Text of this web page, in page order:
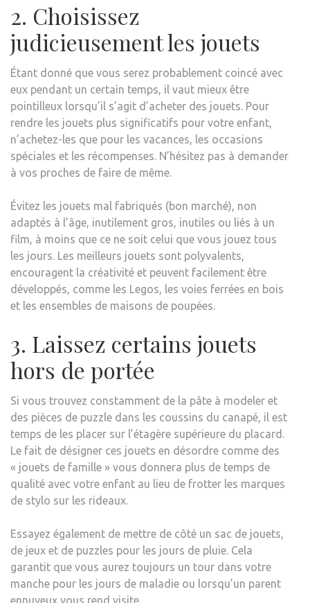
2. Choisissez
judicieusement les jouets
Étant donné que vous serez probablement coincé avec
eux pendant un certain temps, il vaut mieux être
pointilleux lorsqu’il s’agit d’acheter des jouets. Pour
rendre les jouets plus significatifs pour votre enfant,
n’achetez-les que pour les vacances, les occasions
spéciales et les récompenses. N’hésitez pas à demander
à vos proches de faire de même.
Évitez les jouets mal fabriqués (bon marché), non
adaptés à l’âge, inutilement gros, inutiles ou liés à un
film, à moins que ce ne soit celui que vous jouez tous
les jours. Les meilleurs jouets sont polyvalents,
encouragent la créativité et peuvent facilement être
développés, comme les Legos, les voies ferrées en bois
et les ensembles de maisons de poupées.
3. Laissez certains jouets
hors de portée
Si vous trouvez constamment de la pâte à modeler et
des pièces de puzzle dans les coussins du canapé, il est
temps de les placer sur l’étagère supérieure du placard.
Le fait de désigner ces jouets en désordre comme des
« jouets de famille » vous donnera plus de temps de
qualité avec votre enfant au lieu de frotter les marques
de stylo sur les rideaux.
Essayez également de mettre de côté un sac de jouets,
de jeux et de puzzles pour les jours de pluie. Cela
garantit que vous aurez toujours un tour dans votre
manche pour les jours de maladie ou lorsqu’un parent
ennuyeux vous rend visite.